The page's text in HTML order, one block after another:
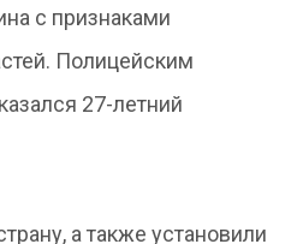
с признаками
Полицейским
27-летний
а также установили